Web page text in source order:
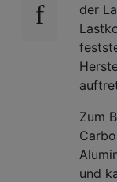
der
Zum
und